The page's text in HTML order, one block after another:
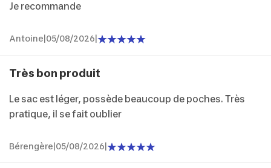
Je recommande
Antoine 05/08/2026
Très bon produit
Le sac est léger, possède beaucoup de poches. Très
pratique, il se fait oublier
Bérengère 05/08/2026